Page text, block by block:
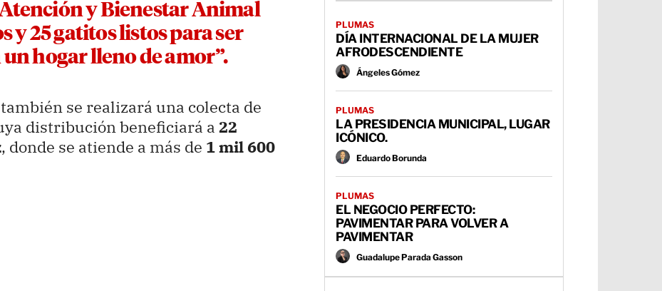
y Bienestar Animal
y 25 gatitos listos para ser
hogar lleno de amor”.
se realizará una colecta de
distribución beneficiará a 22
, donde se atiende a más de 1 mil 600
PLUMAS
DÍA INTERNACIONAL DE LA MUJER
AFRODESCENDIENTE
Ángeles Gómez
PLUMAS
LA PRESIDENCIA MUNICIPAL, LUGAR
ICÓNICO.
Eduardo Borunda
PLUMAS
EL NEGOCIO PERFECTO:
PAVIMENTAR PARA VOLVER A
PAVIMENTAR
Guadalupe Parada Gasson